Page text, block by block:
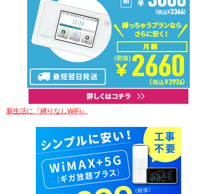
新生活に『縛りなしWiFi』